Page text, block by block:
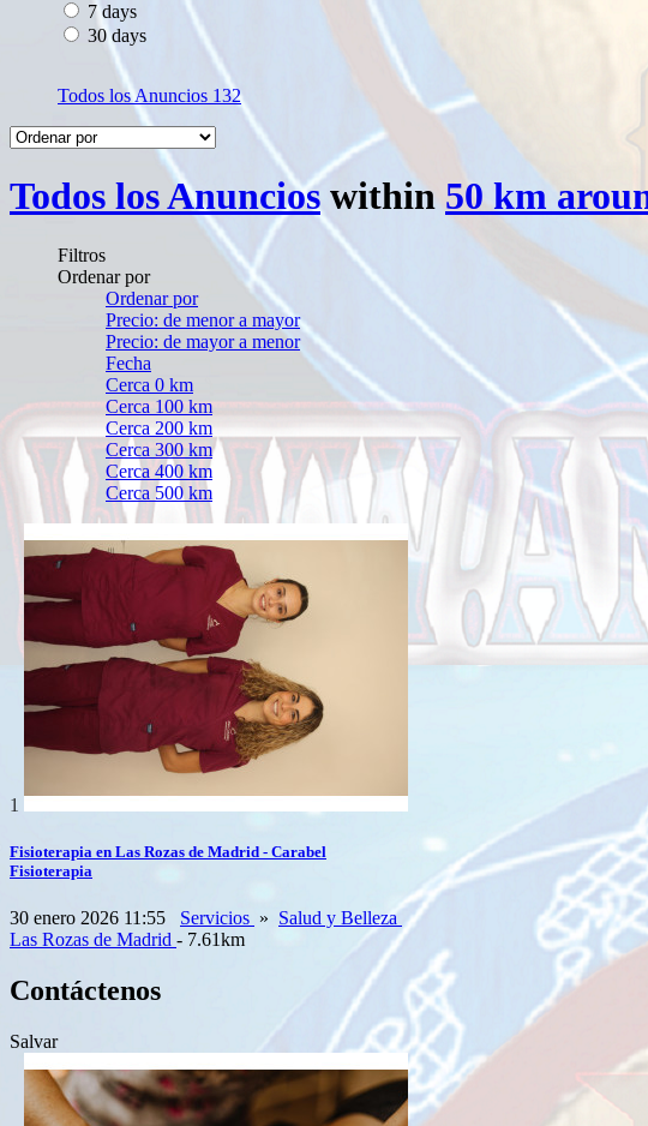
7 days
30 days
Todos los Anuncios 132
Todos los Anuncios within50 km
Filtros
Ordenar por
Ordenar por
Precio: de menor a mayor
Precio: de mayor a menor
Fecha
Cerca 0 km
Cerca 100 km
Cerca 200 km
Cerca 300 km
Cerca 400 km
Cerca 500 km
1
Fisioterapia en Las Rozas de Madrid - Carabel
Fisioterapia
30 enero 2026 11:55 Servicios » Salud y Belleza
Las Rozas de Madrid - 7.61km
Contáctenos
Salvar